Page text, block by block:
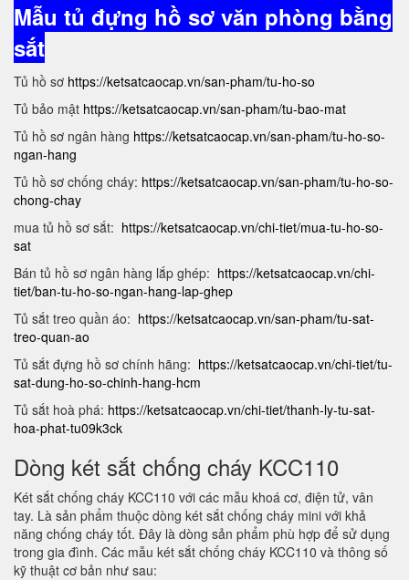
Mẫu tủ đựng hồ sơ văn phòng bằng
sắt
Tủ hồ sơ https://ketsatcaocap.vn/san-pham/tu-ho-so
Tủ bảo mật https://ketsatcaocap.vn/san-pham/tu-bao-mat
Tủ hồ sơ ngân hàng https://ketsatcaocap.vn/san-pham/tu-ho-so-
ngan-hang
Tủ hồ sơ chống cháy: https://ketsatcaocap.vn/san-pham/tu-ho-so-
chong-chay
mua tủ hồ sơ sắt: https://ketsatcaocap.vn/chi-tiet/mua-tu-ho-so-
sat
Bán tủ hồ sơ ngân hàng lắp ghép: https://ketsatcaocap.vn/chi-
tiet/ban-tu-ho-so-ngan-hang-lap-ghep
Tủ sắt treo quần áo: https://ketsatcaocap.vn/san-pham/tu-sat-
treo-quan-ao
Tủ sắt đựng hồ sơ chính hãng: https://ketsatcaocap.vn/chi-tiet/tu-
sat-dung-ho-so-chinh-hang-hcm
Tủ sắt hoà phá: https://ketsatcaocap.vn/chi-tiet/thanh-ly-tu-sat-
hoa-phat-tu09k3ck
Dòng két sắt chống cháy KCC110
Két sắt chống cháy KCC110 với các mẫu khoá cơ, điện tử, vân
tay. Là sản phẩm thuộc dòng két sắt chống cháy mini với khả
năng chống cháy tốt. Đây là dòng sản phẩm phù hợp để sử dụng
trong gia đình. Các mẫu két sắt chống cháy KCC110 và thông số
kỹ thuật cơ bản như sau: